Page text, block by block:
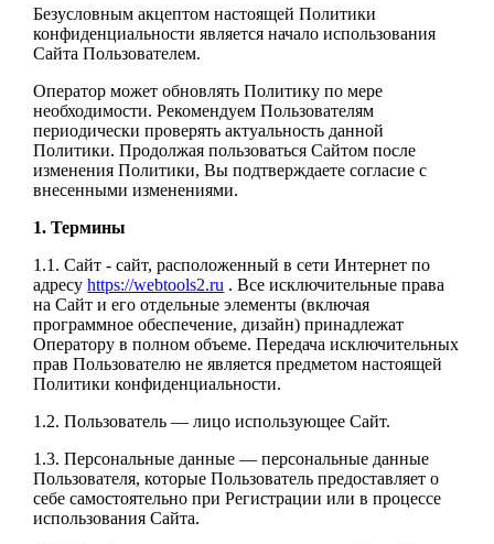
Безусловным акцептом настоящей Политики
конфиденциальности является начало использования
Сайта Пользователем.
Оператор может обновлять Политику по мере
необходимости. Рекомендуем Пользователям
периодически проверять актуальность данной
Политики. Продолжая пользоваться Сайтом после
изменения Политики, Вы подтверждаете согласие с
внесенными изменениями.
1. Термины
1.1. Сайт - сайт, расположенный в сети Интернет по
адресуhttps://webtools2.ru . Все исключительные права
на Сайт и его отдельные элементы (включая
программное обеспечение, дизайн) принадлежат
Оператору в полном объеме. Передача исключительных
прав Пользователю не является предметом настоящей
Политики конфиденциальности.
1.2. Пользователь — лицо использующее Сайт.
1.3. Персональные данные — персональные данные
Пользователя, которые Пользователь предоставляет о
себе самостоятельно при Регистрации или в процессе
использования Сайта.